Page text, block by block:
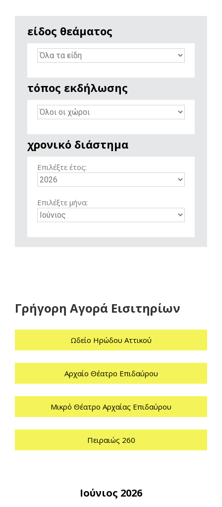
είδος θεάματος
τόπος εκδήλωσης
χρονικό διάστημα
Επιλέξτε έτος:
Επιλέξτε μήνα:
Γρήγορη Αγορά Εισιτηρίων
Ωδείο Ηρώδου Αττικού
Αρχαίο Θέατρο Επιδαύρου
Μικρό Θέατρο Αρχαίας Επιδαύρου
Πειραιώς 260
Ιούνιος 2026